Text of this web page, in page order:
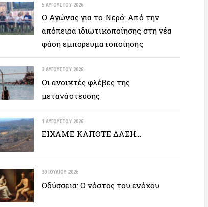
2026
ανοικτές φλέβες της
2026
ΚΑΠΟΤΕ ΔΑΣΗ…
Ο νόστος του ενόχου
2026
τα πάντα για να
να συνεχίσουμε